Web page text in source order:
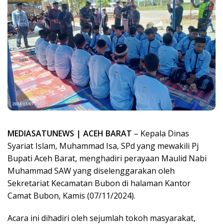
MEDIASATUNEWS | ACEH BARAT – Kepala Dinas
Syariat Islam, Muhammad Isa, SPd yang mewakili Pj
Bupati Aceh Barat, menghadiri perayaan Maulid Nabi
Muhammad SAW yang diselenggarakan oleh
Sekretariat Kecamatan Bubon di halaman Kantor
Camat Bubon, Kamis (07/11/2024).
Acara ini dihadiri oleh sejumlah tokoh masyarakat,